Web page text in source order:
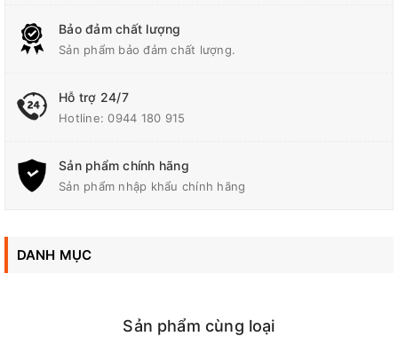
Thông số kỹ thuật
Trọng Lượng
Bảo đảm chất lượng
Sản phẩm bảo đảm chất lượng.
Hỗ trợ 24/7
Hotline:0944 180 915
Sản phẩm chính hãng
Sản phẩm nhập khẩu chính hãng
DANH MỤC
Sản phẩm cùng loại